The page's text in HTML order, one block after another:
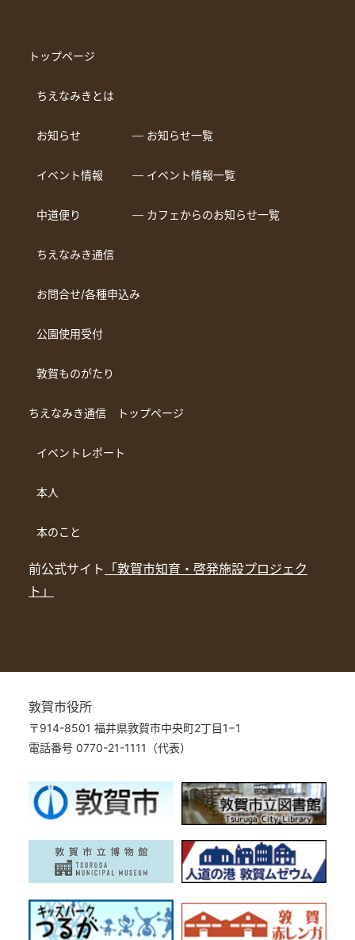
トップページ
ちえなみきとは
お知らせ ― お知らせ一覧
イベント情報 ― イベント情報一覧
中道便り ― カフェからのお知らせ一覧
ちえなみき通信
お問合せ/各種申込み
公園使用受付
敦賀ものがたり
ちえなみき通信 トップページ
イベントレポート
本人
本のこと
前公式サイト 「敦賀市知育・啓発施設プロジェク
ト」
敦賀市役所
〒914-8501 福井県敦賀市中央町2丁目1−1
電話番号 0770-21-1111（代表）